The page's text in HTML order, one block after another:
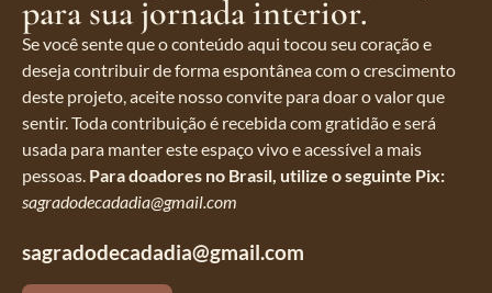
para sua jornada interior.
Se você sente que o conteúdo aqui tocou seu coração e
deseja contribuir de forma espontânea com o crescimento
deste projeto, aceite nosso convite para doar o valor que
sentir. Toda contribuição é recebida com gratidão e será
usada para manter este espaço vivo e acessível a mais
pessoas. Para doadores no Brasil, utilize o seguinte Pix:
sagradodecadadia@gmail.com
sagradodecadadia@gmail.com